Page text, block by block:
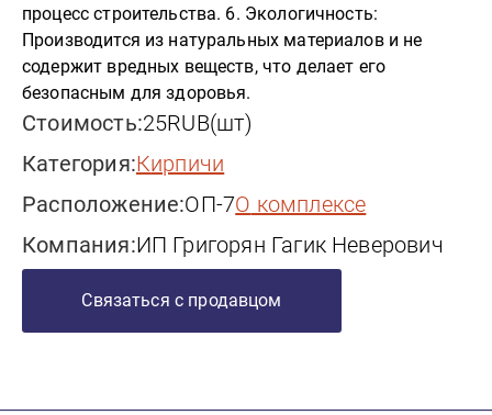
процесс строительства. 6. Экологичность:
Производится из натуральных материалов и не
содержит вредных веществ, что делает его
безопасным для здоровья.
Стоимость:25RUB(шт)
Категория:
кирпичи
Расположение:ОП-7
о комплексе
Компания:ИП Григорян Гагик Неверович
Связаться с продавцом